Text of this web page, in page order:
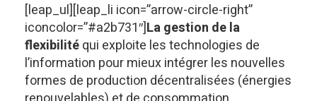
[leap_ul][leap_li icon=”arrow-circle-right”
iconcolor=”#a2b731″]La gestion de la
flexibilitéqui exploite les technologies de
l’information pour mieux intégrer les nouvelles
formes de production décentralisées (énergies